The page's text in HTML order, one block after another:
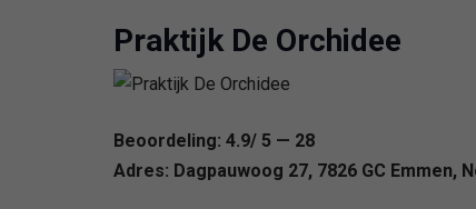
Praktijk De Orchidee
Beoordeling: 4.9/ 5 — 28
Adres: Dagpauwoog 27, 7826 GC Emmen,